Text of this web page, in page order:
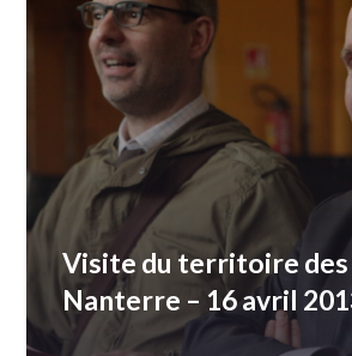
Visite du territoire des
Nanterre – 16 avril